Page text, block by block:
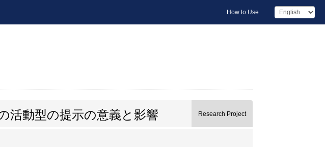
How to Use
活動型の提示の意義と影響 Research Project